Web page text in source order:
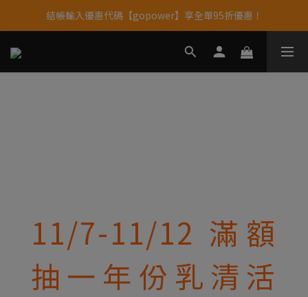
果果11歲慶｜App 下單享 5% 購物金回饋
結帳輸入優惠代碼【gopower】享全單95折優惠！
果果11歲慶｜App 下單享 5% 購物金回饋
11/7-11/12 滿額
抽一年份乳清活